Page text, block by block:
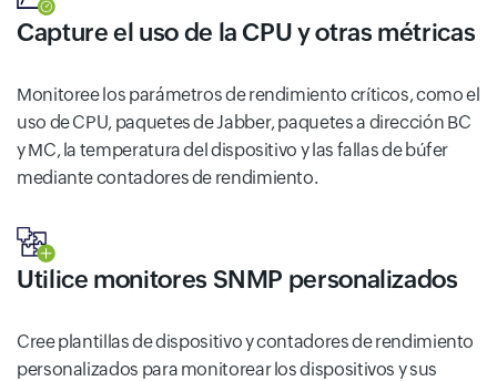
Capture el uso de la CPU y otras métricas
Monitoree los parámetros de rendimiento críticos, como el
uso de CPU, paquetes de Jabber, paquetes a dirección BC
y MC, la temperatura del dispositivo y las fallas de búfer
mediante contadores de rendimiento.
Utilice monitores SNMP personalizados
Cree plantillas de dispositivo y contadores de rendimiento
personalizados para monitorear los dispositivos y sus